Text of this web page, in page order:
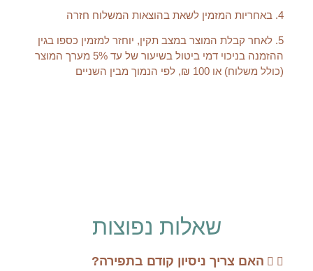
4. באחריות המזמין לשאת בהוצאות המשלוח חזרה
5. לאחר קבלת המוצר במצב תקין, יוחזר למזמין כספו בגין
ההזמנה בניכוי דמי ביטול בשיעור של עד 5% מערך המוצר
(כולל משלוח) או 100 ₪, לפי הנמוך מבין השניים
שאלות נפוצות
האם צריך ניסיון קודם בתפירה?